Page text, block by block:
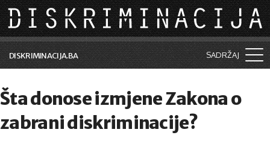
Skip to main content
DISKRIMINACIJA.BA SADRŽAJ
Vijesti i događaji
Aktuelne teme
Šta donose izmjene Zakona o
zabrani diskriminacije?